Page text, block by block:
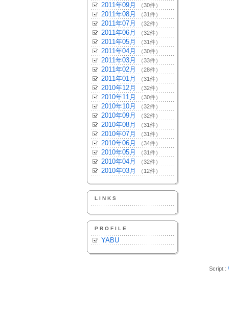
2011年09月 （30件）
2011年08月 （31件）
2011年07月 （32件）
2011年06月 （32件）
2011年05月 （31件）
2011年04月 （30件）
2011年03月 （33件）
2011年02月 （28件）
2011年01月 （31件）
2010年12月 （32件）
2010年11月 （30件）
2010年10月 （32件）
2010年09月 （32件）
2010年08月 （31件）
2010年07月 （31件）
2010年06月 （34件）
2010年05月 （31件）
2010年04月 （32件）
2010年03月 （12件）
LINKS
PROFILE
YABU
Script :